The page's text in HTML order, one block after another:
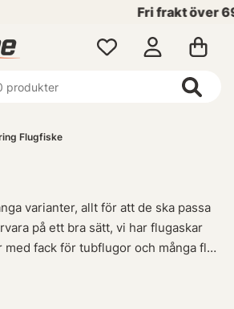
Flugfiske
varianter, allt för att de ska passa
på ett bra sätt, vi har flugaskar
med fack för tubflugor och många fler